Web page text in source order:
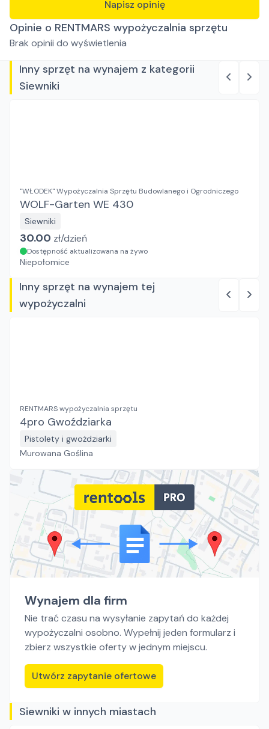
Napisz opinię
Opinie o RENTMARS wypożyczalnia sprzętu
Brak opinii do wyświetlenia
Inny sprzęt na wynajem z kategorii
Siewniki
"WŁODEK" Wypożyczalnia Sprzętu Budowlanego i Ogrodniczego
WOLF-Garten WE 430
Siewniki
30.00 zł/dzień
Dostępność aktualizowana na żywo
Niepołomice
Inny sprzęt na wynajem tej
wypożyczalni
RENTMARS wypożyczalnia sprzętu
4pro Gwoździarka
Pistolety i gwożdziarki
Murowana Goślina
Wynajem dla firm
Nie trać czasu na wysyłanie zapytań do każdej
wypożyczalni osobno. Wypełnij jeden formularz i
zbierz wszystkie oferty w jednym miejscu.
Utwórz zapytanie ofertowe
Siewniki w innych miastach